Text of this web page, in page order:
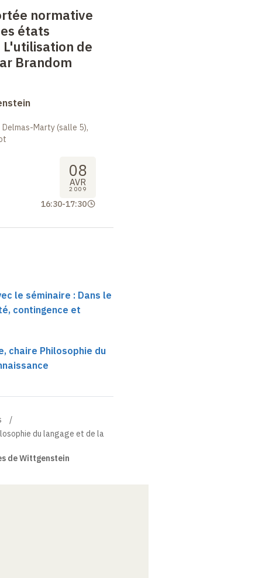
normative
états
L'utilisation de
Brandom
Marty (salle 5),
08
AVR
2009
16:30-17:30
le séminaire : Dans le
contingence et
chaire Philosophie du
du langage et de la
de Wittgenstein